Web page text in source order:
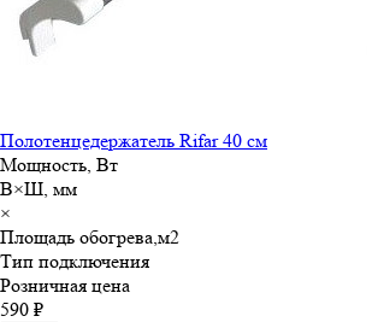
Полотенцедержатель Rifar 40 см
Мощность, Вт
В×Ш, мм
×
Площадь обогрева,м2
Тип подключения
Розничная цена
590 ₽